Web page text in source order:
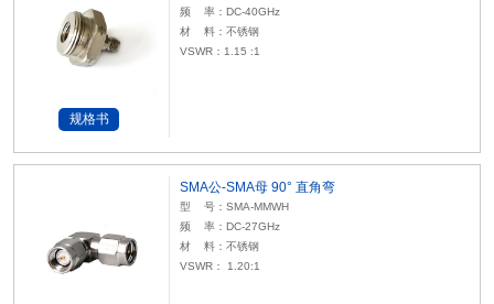
规格书
频 率：DC-40GHz
材 料：不锈钢
VSWR：1.15 :1
SMA公-SMA母 90° 直角弯
型 号：SMA-MMWH
频 率：DC-27GHz
材 料：不锈钢
VSWR： 1.20:1